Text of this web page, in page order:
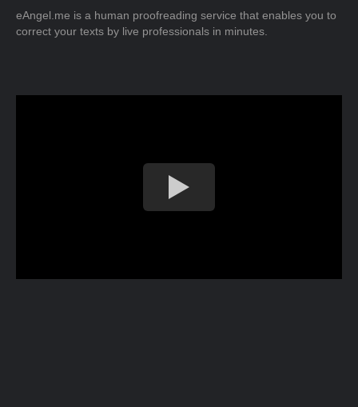
eAngel.me is a human proofreading service that enables you to
correct your texts by live professionals in minutes.